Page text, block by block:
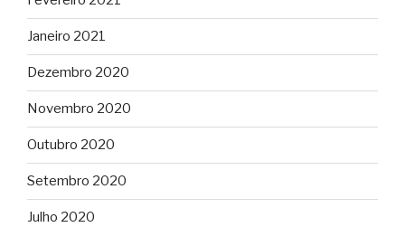
Janeiro 2021
Dezembro 2020
Novembro 2020
Outubro 2020
Setembro 2020
Julho 2020